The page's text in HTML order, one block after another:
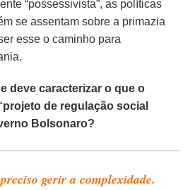
“possessivista”, as políticas
se assentam sobre a primazia
esse o caminho para
deve caracterizar o que o
de regulação social
Bolsonaro?
gerir a complexidade.